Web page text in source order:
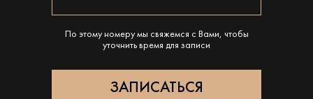
По этому номеру мы свяжемся с Вами, чтобы
уточнить время для записи